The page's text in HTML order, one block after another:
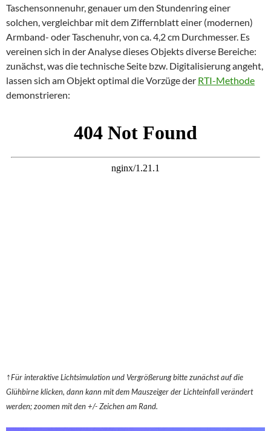
Taschensonnenuhr, genauer um den Stundenring einer
solchen, vergleichbar mit dem Ziffernblatt einer (modernen)
Armband- oder Taschenuhr, von ca. 4,2 cm Durchmesser. Es
vereinen sich in der Analyse dieses Objekts diverse Bereiche:
zunächst, was die technische Seite bzw. Digitalisierung angeht,
lassen sich am Objekt optimal die Vorzüge der RTI-Methode
demonstrieren:
↑Für interaktive Lichtsimulation und Vergrößerung bitte zunächst auf die
Glühbirne klicken, dann kann mit dem Mauszeiger der Lichteinfall verändert
werden; zoomen mit den +/- Zeichen am Rand.